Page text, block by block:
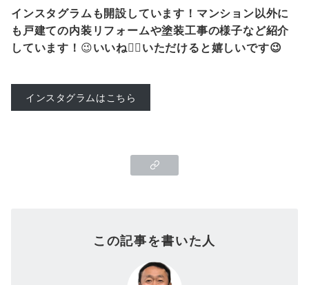
インスタグラムも開設しています！マンション以外に
も戸建ての内装リフォームや塗装工事の様子など紹介
しています！ 😉いいね👍🏻いただけると嬉しいです😉
インスタグラムはこちら
この記事を書いた人